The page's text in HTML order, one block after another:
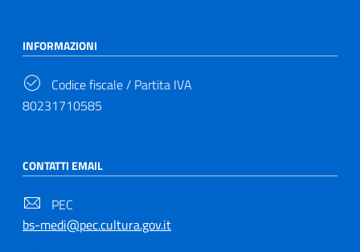
INFORMAZIONI
Codice fiscale / Partita IVA
80231710585
CONTATTI EMAIL
PEC
bs-medi@pec.cultura.gov.it